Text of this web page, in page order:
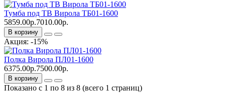
Тумба под ТВ Вирола ТБ01-1600
5859.00р.7010.00р.
В корзину
Акция: -15%
Полка Вирола ПЛ01-1600
6375.00р.7500.00р.
В корзину
Показано с 1 по 8 из 8 (всего 1 страниц)